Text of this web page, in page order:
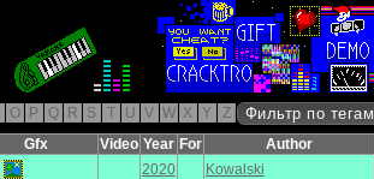
O P Q R S T U V W X Y Z Фильтр по тегам
Gfx Video Year For Author
2020 Kowalski